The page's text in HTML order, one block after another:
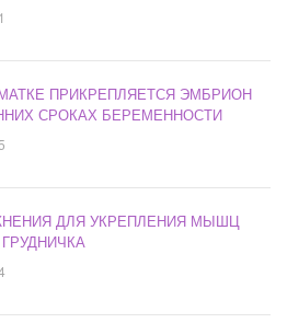
ПРИКРЕПЛЯЕТСЯ ЭМБРИОН
СРОКАХ БЕРЕМЕННОСТИ
ДЛЯ УКРЕПЛЕНИЯ МЫШЦ